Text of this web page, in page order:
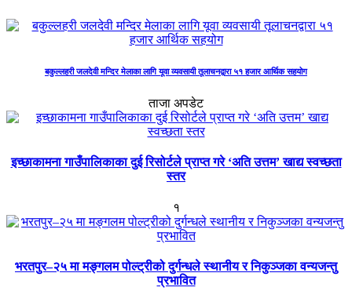
बकुल्लहरी जलदेवी मन्दिर मेलाका लागि यूवा व्यवसायी तूलाचनद्वारा ५१ हजार आर्थिक सहयोग
ताजा अपडेट
इच्छाकामना गाउँपालिकाका दुई रिसोर्टले प्राप्त गरे ‘अति उत्तम’ खाद्य स्वच्छता
स्तर
१
भरतपुर–२५ मा मङ्गलम पोल्ट्रीको दुर्गन्धले स्थानीय र निकुञ्जका वन्यजन्तु
प्रभावित